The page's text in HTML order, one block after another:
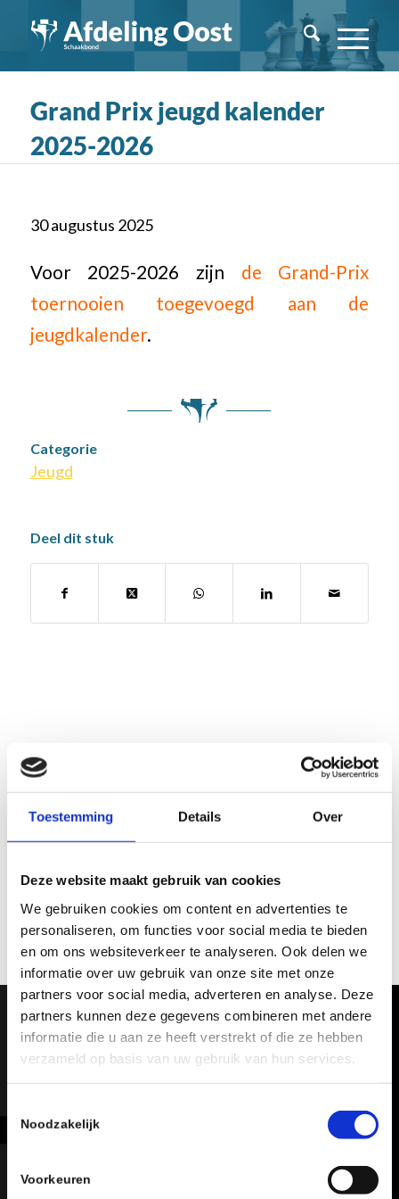
Toestemming Details Over
Deze website maakt gebruik van cookies
We gebruiken cookies om content en advertenties te
personaliseren, om functies voor social media te bieden
en om ons websiteverkeer te analyseren. Ook delen we
informatie over uw gebruik van onze site met onze
partners voor social media, adverteren en analyse. Deze
partners kunnen deze gegevens combineren met andere
informatie die u aan ze heeft verstrekt of die ze hebben
verzameld op basis van uw gebruik van hun services.
Noodzakelijk
Voorkeuren
Grand Prix jeugd kalender
2025-2026
30 augustus 2025
Voor 2025-2026 zijn de Grand-Prix
toernooien toegevoegd aan de
jeugdkalender.
Categorie
Jeugd
Deel dit stuk
Oost.schaakbond.nl wordt mede mogelijk
Schaakbond
Schaakbond.nl ondersteunt leden, clubs, scholen